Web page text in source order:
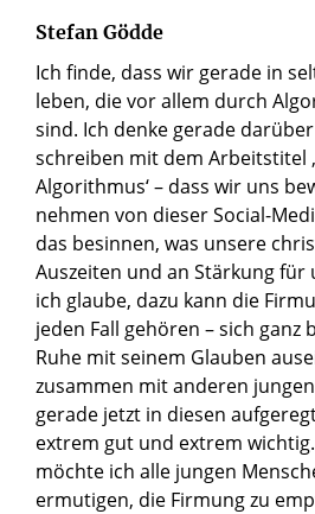
Stefan Gödde
Ich finde, dass wir gerade in
leben, die vor allem durch
sind. Ich denke gerade
schreiben mit dem Arbeitstitel
Algorithmus‘ – dass wir uns
nehmen von dieser Social-
das besinnen, was unsere
Auszeiten und an Stärkung
ich glaube, dazu kann die
jeden Fall gehören – sich ganz
Ruhe mit seinem Glauben
zusammen mit anderen
gerade jetzt in diesen
extrem gut und extrem
möchte ich alle jungen
ermutigen, die Firmung zu